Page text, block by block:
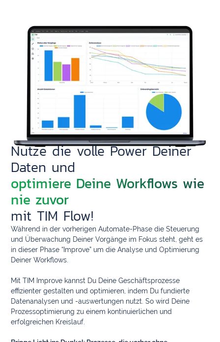
Nutze die volle Power Deiner
Daten und
optimiere Deine Workflows wie
nie zuvor
mit TIM Flow!
Während in der vorherigen Automate-Phase die Steuerung
und Überwachung Deiner Vorgänge im Fokus steht, geht es
in dieser Phase “Improve” um die Analyse und Optimierung
Deiner Workflows.
Mit TIM Improve kannst Du Deine Geschäftsprozesse
effizienter gestalten und optimieren, indem Du fundierte
Datenanalysen und -auswertungen nutzt. So wird Deine
Prozessoptimierung zu einem kontinuierlichen und
erfolgreichen Kreislauf.